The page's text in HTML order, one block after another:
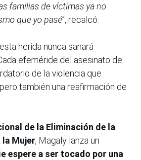
familias de víctimas ya no
que yo pasé”, recalcó.
herida nunca sanará
efeméride del asesinato de
de la violencia que
también una reafirmación de
de la Eliminación de la
Mujer, Magaly lanza un
espere a ser tocado por una